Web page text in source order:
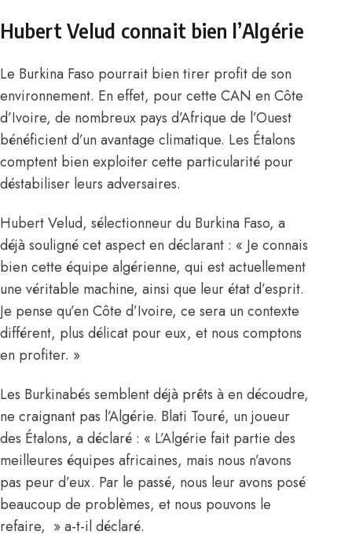
Hubert Velud connait bien l’Algérie
Le Burkina Faso pourrait bien tirer profit de son
environnement. En effet, pour cette CAN en Côte
d’Ivoire, de nombreux pays d’Afrique de l’Ouest
bénéficient d’un avantage climatique. Les Étalons
comptent bien exploiter cette particularité pour
déstabiliser leurs adversaires.
Hubert Velud, sélectionneur du Burkina Faso, a
déjà souligné cet aspect en déclarant : « Je connais
bien cette équipe algérienne, qui est actuellement
une véritable machine, ainsi que leur état d’esprit.
Je pense qu’en Côte d’Ivoire, ce sera un contexte
différent, plus délicat pour eux, et nous comptons
en profiter. »
Les Burkinabés semblent déjà prêts à en découdre,
ne craignant pas l’Algérie. Blati Touré, un joueur
des Étalons, a déclaré : « L’Algérie fait partie des
meilleures équipes africaines, mais nous n’avons
pas peur d’eux. Par le passé, nous leur avons posé
beaucoup de problèmes, et nous pouvons le
refaire, » a-t-il déclaré.